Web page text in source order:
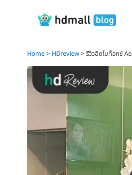
Home HDreview รีวิวฉีดโบท็อกซ์